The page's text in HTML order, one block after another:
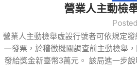
營業人主動檢
營業人主動檢舉虛設行號者可依規定
一發票，於稽徵機關調查前主動檢舉
發給獎金新臺幣3萬元。 該局進一步